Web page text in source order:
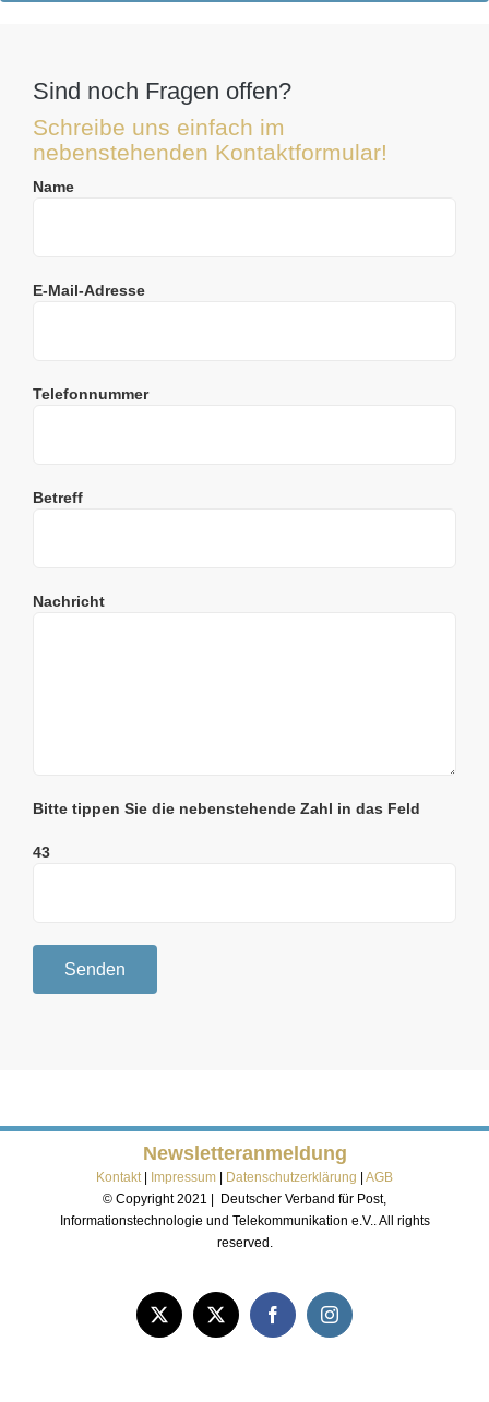
Sind noch Fragen offen?
Schreibe uns einfach im
nebenstehenden Kontaktformular!
Name
E-Mail-Adresse
Telefonnummer
Betreff
Nachricht
Bitte tippen Sie die nebenstehende Zahl in das Feld
43
Newsletteranmeldung
Kontakt | Impressum | Datenschutzerklärung | AGB
© Copyright 2021 | Deutscher Verband für Post,
Informationstechnologie und Telekommunikation e.V.. All rights
reserved.
Twitter Twitter FacebookInstagram